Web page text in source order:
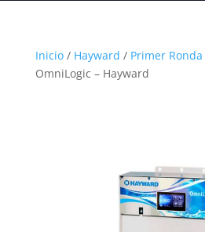
Inicio/ Hayward / Primer Ronda
OmniLogic – Hayward